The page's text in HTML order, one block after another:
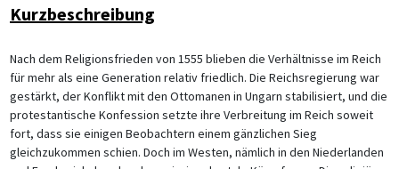
Kurzbeschreibung
Nach dem Religionsfrieden von 1555 blieben die Verhältnisse im Reich
für mehr als eine Generation relativ friedlich. Die Reichsregierung war
gestärkt, der Konflikt mit den Ottomanen in Ungarn stabilisiert, und die
protestantische Konfession setzte ihre Verbreitung im Reich soweit
fort, dass sie einigen Beobachtern einem gänzlichen Sieg
gleichzukommen schien. Doch im Westen, nämlich in den Niederlanden